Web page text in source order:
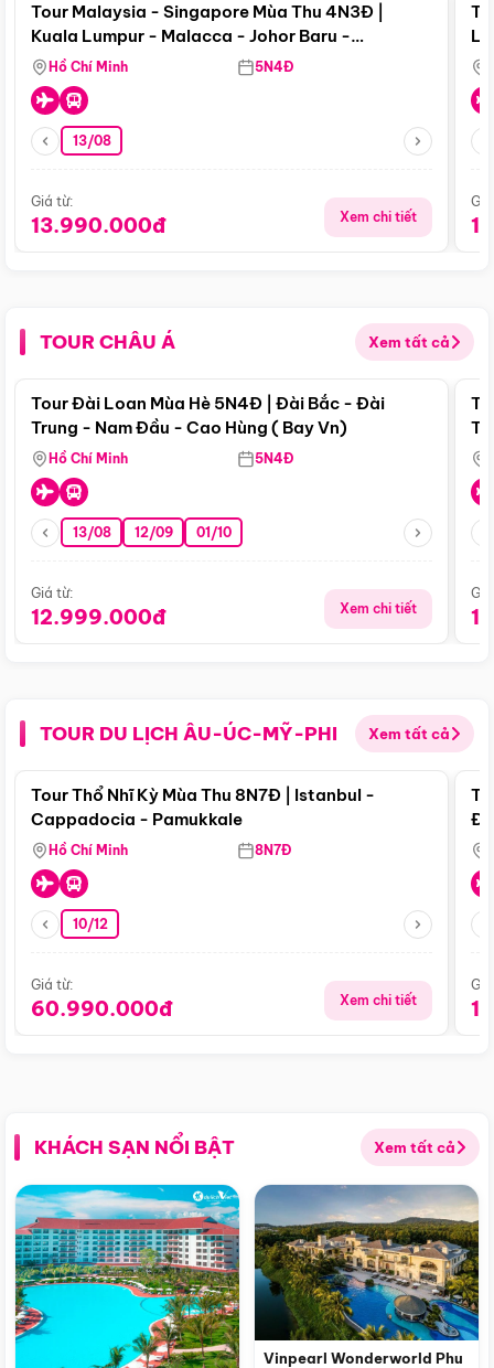
Tour Malaysia - Singapore Mùa Thu 4N3Đ |
Kuala Lumpur - Malacca - Johor Baru -
Singapore
Hồ Chí Minh 5N4Đ
13/08
Giá từ:
13.990.000đ Xem chi tiết
TOUR CHÂU Á Xem tất cả
Điểm nổi bật
Tour Đài Loan Mùa Hè 5N4Đ | Đài Bắc - Đài
Trung - Nam Đầu - Cao Hùng ( Bay Vn)
Hồ Chí Minh 5N4Đ
13/08 12/09 01/10
Giá từ:
12.999.000đ Xem chi tiết
TOUR DU LỊCH ÂU-ÚC-MỸ-PHI Xem tất cả
Điểm nổi bật
Tour Thổ Nhĩ Kỳ Mùa Thu 8N7Đ | Istanbul -
Cappadocia - Pamukkale
Hồ Chí Minh 8N7Đ
10/12
Giá từ:
60.990.000đ Xem chi tiết
KHÁCH SẠN NỔI BẬT Xem tất cả
Vinpearl Wonderworld Phu